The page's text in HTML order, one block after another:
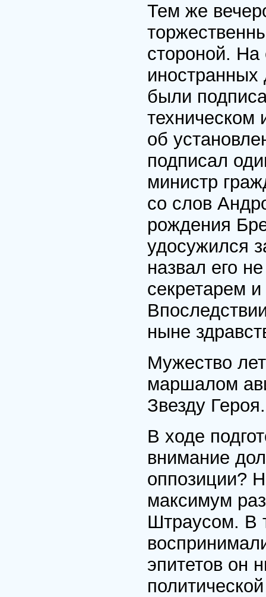
Тем же
стороной.
были
техническом
об
подписал
министр
со слов
рождения
удосужился
назвал его
секретарем
ныне
Мужество
маршалом
Звезду Героя.
В ходе
внимание
оппозиции?
максимум
Штраусом. В
эпитетов он